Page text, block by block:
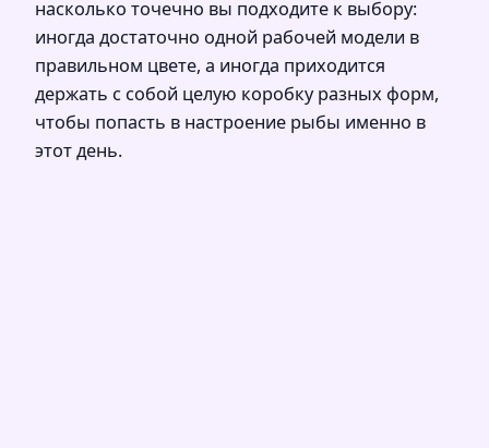
насколько точечно вы подходите к выбору:
иногда достаточно одной рабочей модели в
правильном цвете, а иногда приходится
держать с собой целую коробку разных форм,
чтобы попасть в настроение рыбы именно в
этот день.